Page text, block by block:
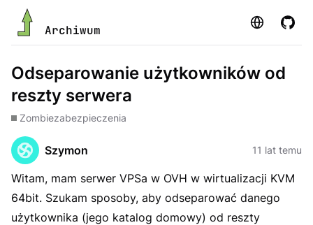
Archiwum Strona
Odseparowanie użytkowników od
reszty serwera
Zombiezabezpieczenia
Szymon 11 lat temu
Witam, mam serwer VPSa w OVH w wirtualizacji KVM
64bit. Szukam sposoby, aby odseparować danego
użytkownika (jego katalog domowy) od reszty